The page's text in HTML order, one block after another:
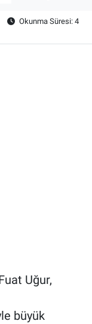
Okunma Süresi: 4
Uğur,
büyük